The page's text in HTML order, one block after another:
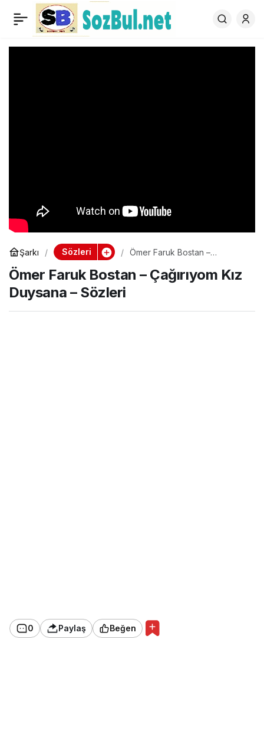
Şarkı Sözleri
Ömer Faruk Bostan –
Sözleri
Ömer Faruk Bostan – Çağırıyom Kız
Duysana – Sözleri
0 Paylaş Beğen
Ömer Faruk Bostan –
Çağırıyom Kız Duysana –